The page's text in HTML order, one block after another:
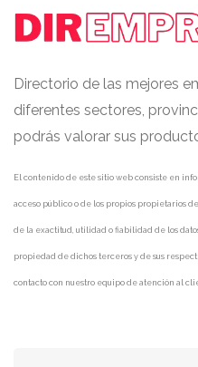
Directorio de las mejores
diferentes sectores,
podrás valorar sus
El contenido de este sitio web consiste en
acceso público o de los propios propietarios
de la exactitud, utilidad o fiabilidad de los
propiedad de dichos terceros y de sus
contacto con nuestro equipo de atención al